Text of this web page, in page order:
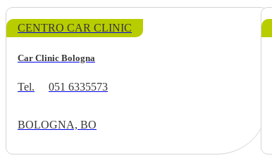
CENTRO CAR CLINIC
Car Clinic Bologna
Tel. 051 6335573
BOLOGNA, BO